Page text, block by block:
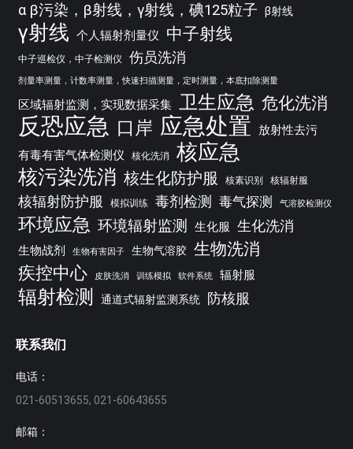
α β污染，β射线，γ射线，碘125粒子 β射线
γ射线 个人辐射剂量仪 中子射线
中子巡检仪，中子检测仪 伤员洗消
剂量率测量，计数率测量，快速扫描测量，定时测量，本底扣除测量
区域辐射监测，实现数据采集 卫生应急 危化洗消
反恐应急 口岸 应急处置
放射性去污
有毒有害气体检测仪
核化洗消 核应急
核污染洗消 核生化防护服 核素识别 核辐射服
核辐射防护服 模拟训练 毒剂检测 毒气探测 气溶胶检测仪
环境应急 环境辐射监测 生化服 生化洗消
生物战剂 生物有害因子 生物气溶胶 生物洗消
疾控中心
皮肤洗消 训练模拟 软件系统 辐射服
辐射检测 通道式辐射监测系统 防核服
联系我们
电话：
021-60513655, 021-60643655
邮箱：